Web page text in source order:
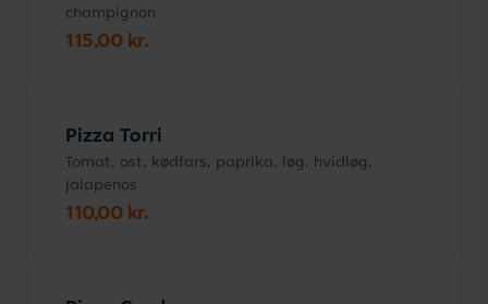
champignon
115,00 kr.
Pizza Torri
Tomat, ost, kødfars, paprika, løg, hvidløg,
jalapenos
110,00 kr.